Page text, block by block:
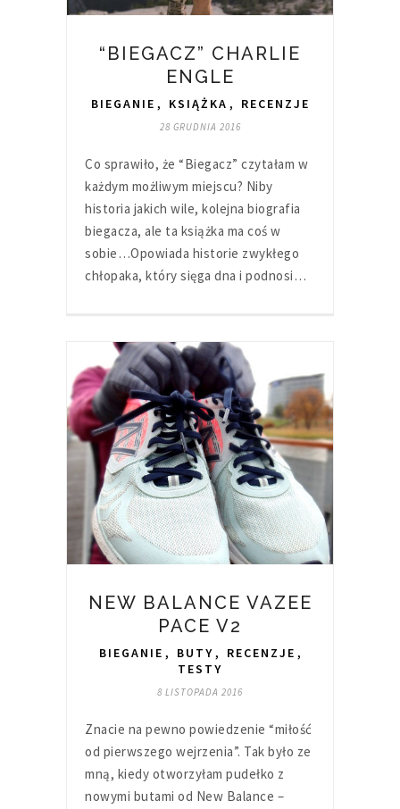
“BIEGACZ” CHARLIE
ENGLE
BIEGANIE , KSIĄŻKA , RECENZJE
28 GRUDNIA 2016
Co sprawiło, że “Biegacz” czytałam w
każdym możliwym miejscu? Niby
historia jakich wile, kolejna biografia
biegacza, ale ta książka ma coś w
sobie…Opowiada historie zwykłego
chłopaka, który sięga dna i podnosi…
NEW BALANCE VAZEE
PACE V2
BIEGANIE , BUTY, RECENZJE ,
TESTY
8 LISTOPADA 2016
Znacie na pewno powiedzenie “miłość
od pierwszego wejrzenia”. Tak było ze
mną, kiedy otworzyłam pudełko z
nowymi butami od New Balance –